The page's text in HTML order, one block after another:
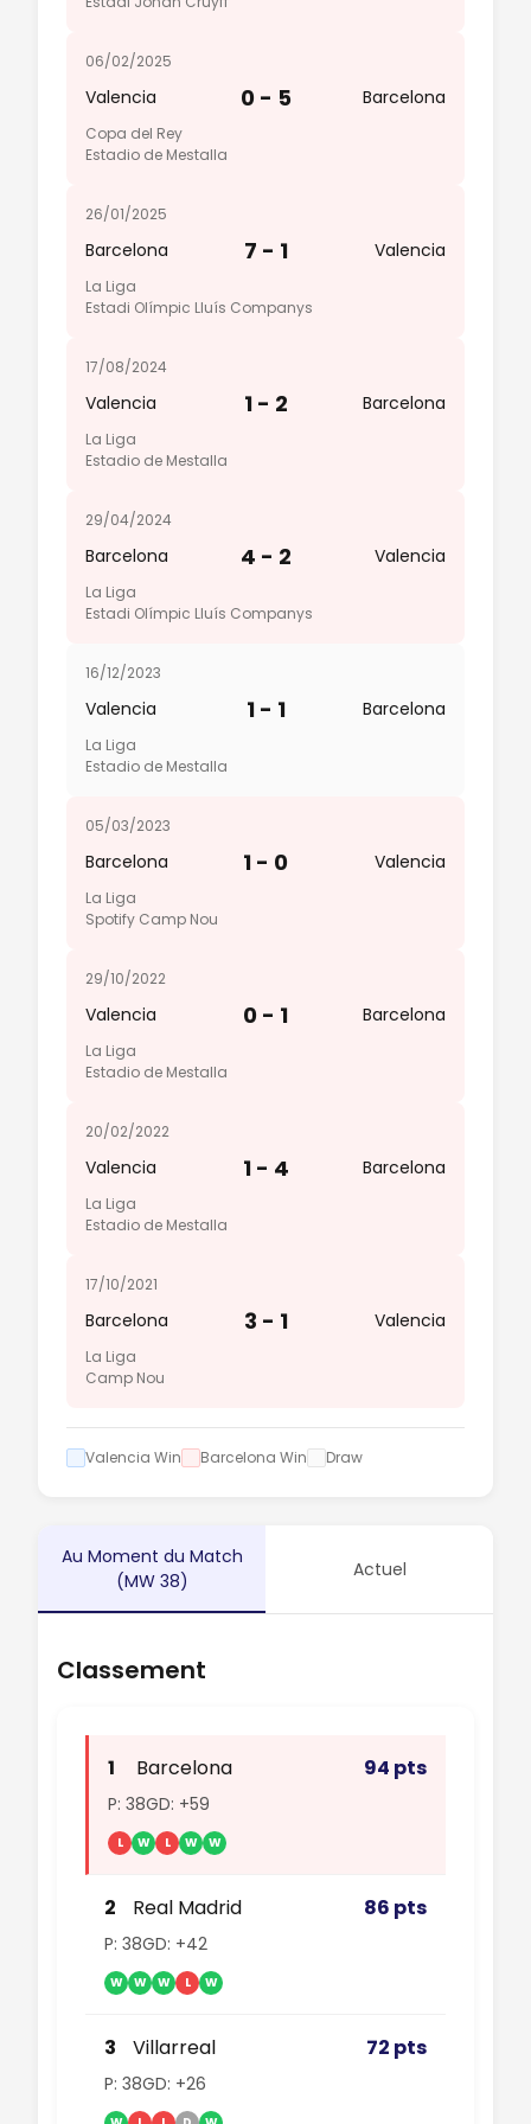
06/02/2025
Valencia 0 - 5 Barcelona
Copa del Rey
Estadio de Mestalla
26/01/2025
Barcelona 7 - 1 Valencia
La Liga
Estadi Olímpic Lluís Companys
17/08/2024
Valencia 1 - 2 Barcelona
La Liga
Estadio de Mestalla
29/04/2024
Barcelona 4 - 2 Valencia
La Liga
Estadi Olímpic Lluís Companys
16/12/2023
Valencia 1 - 1 Barcelona
La Liga
Estadio de Mestalla
05/03/2023
Barcelona 1 - 0 Valencia
La Liga
Spotify Camp Nou
29/10/2022
Valencia 0 - 1 Barcelona
La Liga
Estadio de Mestalla
20/02/2022
Valencia 1 - 4 Barcelona
La Liga
Estadio de Mestalla
17/10/2021
Barcelona 3 - 1 Valencia
La Liga
Camp Nou
Valencia Win Barcelona Win Draw
Au Moment du Match
(MW 38)
Actuel
Classement
1 Barcelona 94 pts
P: 38GD: +59
L W L W W
2 Real Madrid 86 pts
P: 38GD: +42
W W W L W
3 Villarreal 72 pts
P: 38GD: +26